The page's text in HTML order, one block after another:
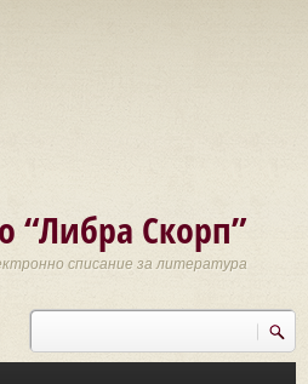
“Либра Скорп”
списание за литература
Търси